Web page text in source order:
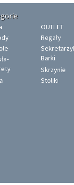
OUTLET
Regały
Barki
Skrzynie
Stoliki